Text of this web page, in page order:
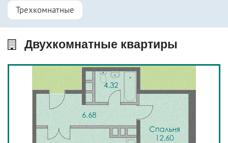
Трехкомнатные
Двухкомнатные квартиры